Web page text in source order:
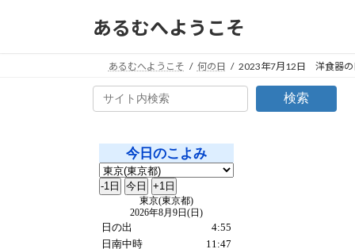
あるむへようこそ
あるむへようこそ 何の日 2023年7月12日 洋食器の
検索